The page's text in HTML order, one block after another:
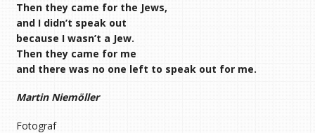
Then they came for the Jews,
and I didn’t speak out
because I wasn’t a Jew.
Then they came for me
and there was no one left to speak out for me.
Martin Niemöller
Fotograf